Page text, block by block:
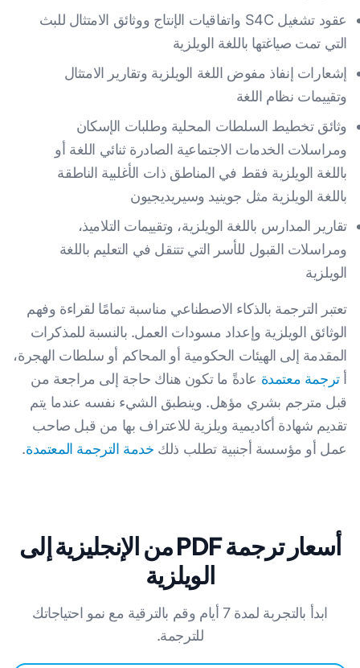
عقود تشغيل S4C واتفاقيات الإنتاج ووثائق الامتثال للبث
التي تمت صياغتها باللغة الويلزية
إشعارات إنفاذ مفوض اللغة الويلزية وتقارير الامتثال
وتقييمات نظام اللغة
وثائق تخطيط السلطات المحلية وطلبات الإسكان
ومراسلات الخدمات الاجتماعية الصادرة ثنائي اللغة أو
باللغة الويلزية فقط في المناطق ذات الأغلبية الناطقة
باللغة الويلزية مثل جوينيد وسيريديجيون
تقارير المدارس باللغة الويلزية، وتقييمات التلاميذ،
ومراسلات القبول للأسر التي تتنقل في التعليم باللغة
الويلزية
تعتبر الترجمة بالذكاء الاصطناعي مناسبة تمامًا لقراءة وفهم
الوثائق الويلزية وإعداد مسودات العمل. بالنسبة للمذكرات
المقدمة إلى الهيئات الحكومية أو المحاكم أو سلطات الهجرة،
أترجمة معتمدة عادةً ما تكون هناك حاجة إلى مراجعة من
قبل مترجم بشري مؤهل. وينطبق الشيء نفسه عندما يتم
تقديم شهادة أكاديمية ويلزية للاعتراف بها من قبل صاحب
عمل أو مؤسسة أجنبية تطلب ذلك خدمة الترجمة المعتمدة.
أسعار ترجمة PDF من الإنجليزية إلى
الويلزية
ابدأ بالتجربة لمدة 7 أيام وقم بالترقية مع نمو احتياجاتك
للترجمة.